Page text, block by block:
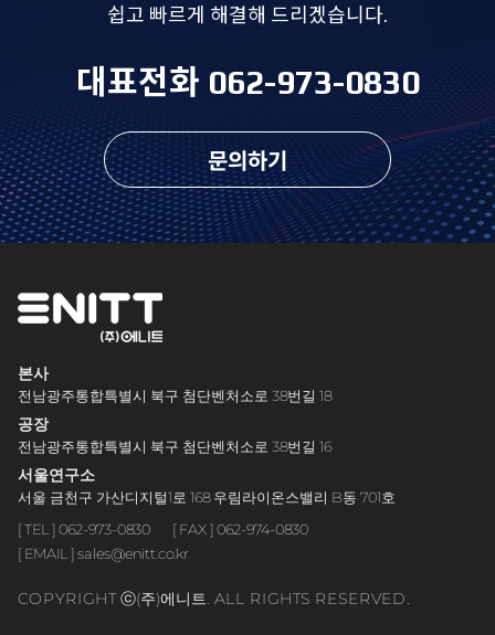
쉽고 빠르게 해결해 드리겠습니다.
대표전화 062-973-0830
문의하기
본사
전남광주통합특별시 북구 첨단벤처소로 38번길 18
공장
전남광주통합특별시 북구 첨단벤처소로 38번길 16
서울연구소
서울 금천구 가산디지털1로 168 우림라이온스밸리 B동 701호
[ TEL ] 062-973-0830 [ FAX ] 062-974-0830
[ EMAIL ] sales@enitt.co.kr
COPYRIGHT ⓒ(주)에니트. ALL RIGHTS RESERVED.